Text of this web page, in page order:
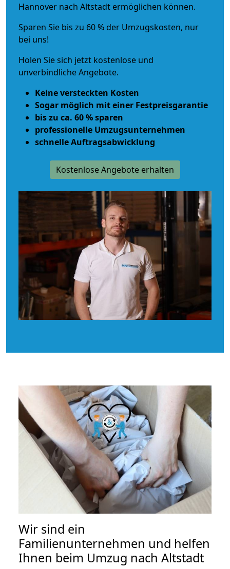
Hannover nach Altstadt ermöglichen können.
Sparen Sie bis zu 60 % der Umzugskosten, nur
bei uns!
Holen Sie sich jetzt kostenlose und
unverbindliche Angebote.
Keine versteckten Kosten
Sogar möglich mit einer Festpreisgarantie
bis zu ca. 60 % sparen
professionelle Umzugsunternehmen
schnelle Auftragsabwicklung
Kostenlose Angebote erhalten
Wir sind ein
Familienunternehmen und helfen
Ihnen beim Umzug nach Altstadt